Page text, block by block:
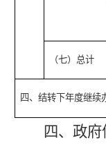
（七）总计
四、结转下年度继续
四、政